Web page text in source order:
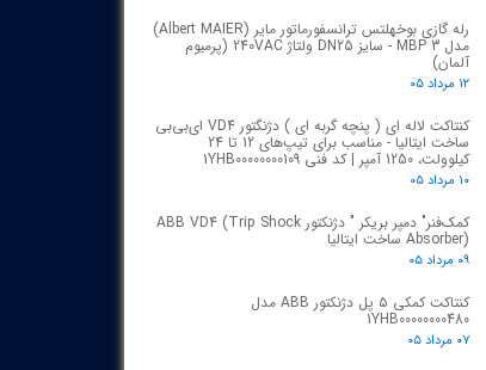
رله گازی بوخهلتس ترانسفورماتور مایر (Albert MAIER)
مدل MBP 3 - سایز DN25 ولتاژ 240VAC (پرمیوم
آلمان)
۱۲ مرداد ۰۵
کنتاکت لاله ای ( پنچه گربه ای ) دژنگتور VD4 ای‌بی‌بی
ساخت ایتالیا - مناسب برای تیپ‌های 12 تا 24
کیلوولت، 1250 آمپر | کد فنی 1YHB00000000109
۱۰ مرداد ۰۵
کمک‌فنر" دمپر بریکر " دژنکتور ABB VD4 (Trip Shock
Absorber) ساخت ایتالیا
۰۹ مرداد ۰۵
کنتاکت کمکی ۵ پل دژنکتور ABB مدل
1YHB00000000480
۰۷ مرداد ۰۵